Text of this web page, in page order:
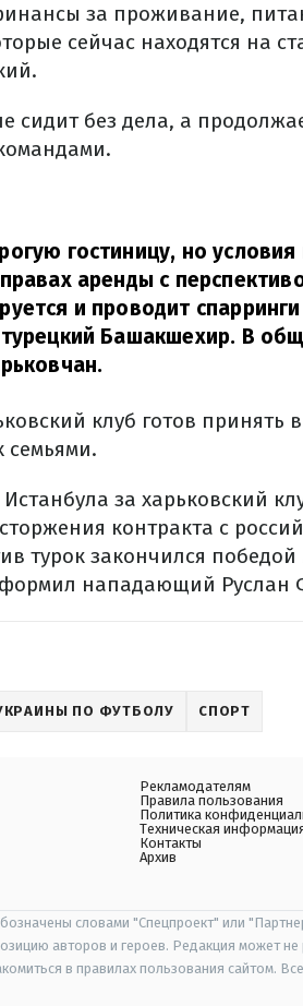
за проживание,
сейчас находятся на
сидит без дела, а
гостиницу, но
аренды с
и проводит
Башакшехир. В
клуб готов принять
семьями.
за харьковский
контракта с
турок закончился победой
нападающий Руслан
ПО ФУТБОЛУ СПОРТ
Рекламодателям
Правила пользования
Политика
Техническая
Контакты
Архив
словами "Спецпроект" или
авторов и героев. Редакция может
в правилах пользования сайтом.